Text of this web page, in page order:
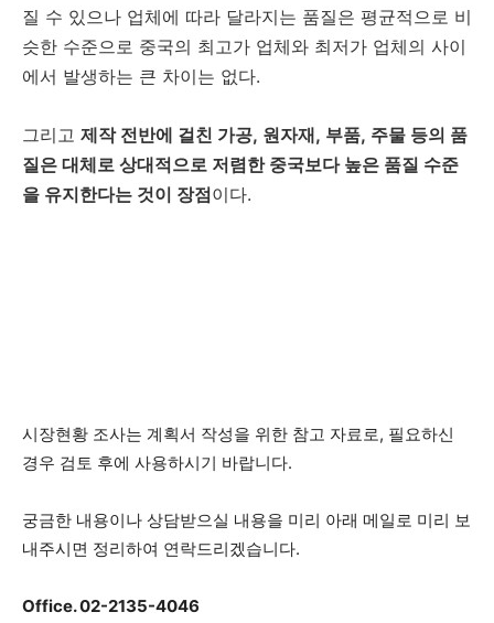
질 수 있으나 업체에 따라 달라지는 품질은 평균적으로 비
슷한 수준으로 중국의 최고가 업체와 최저가 업체의 사이
에서 발생하는 큰 차이는 없다.
그리고 제작 전반에 걸친 가공, 원자재, 부품, 주물 등의 품
질은 대체로 상대적으로 저렴한 중국보다 높은 품질 수준
을 유지한다는 것이 장점이다.
시장현황 조사는 계획서 작성을 위한 참고 자료로, 필요하신
경우 검토 후에 사용하시기 바랍니다.
궁금한 내용이나 상담받으실 내용을 미리 아래 메일로 미리 보
내주시면 정리하여 연락드리겠습니다.
Office. 02-2135-4046